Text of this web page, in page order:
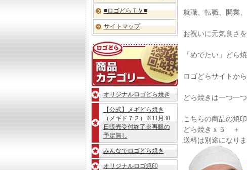
■ロゴどらＴＶ■
サイトマップ
ロ
ゴ
ど
ら
「ど
ら
焼
き」
品
ゴ
リ
ー
オリジナルロゴどら焼き
【公式】メギどら焼き
（メギド７２）※11月30
日販売受付終了※再販の
予定無し
みんなでロゴどら焼き
オリジナルロゴ焼印
就職、転職、開業
お祝いに元気良さ
「めでたい」どら
ロゴどらサイトか
どら焼きは一つ一
こちらの商品の焼
どら焼きｘ５ ＋
送料は別途になりま